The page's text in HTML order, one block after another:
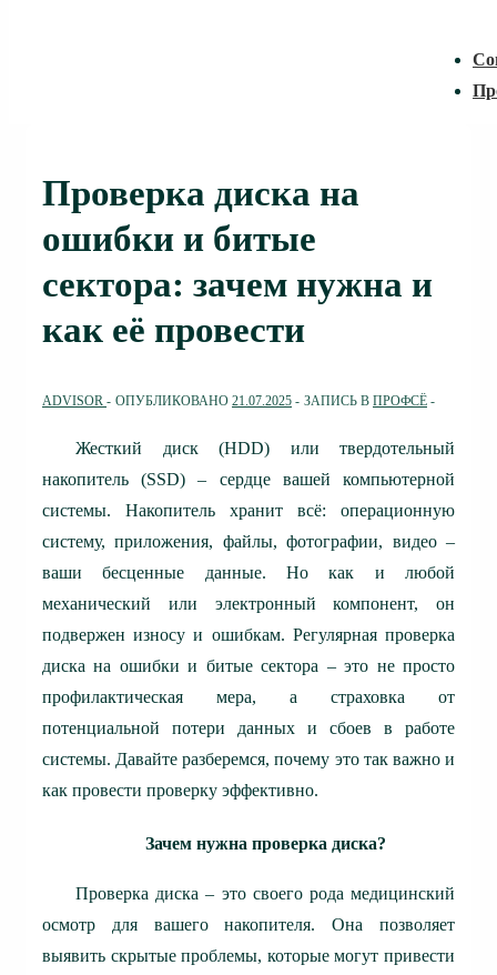
Проверка диска на
ошибки и битые
сектора: зачем нужна и
как её провести
ADVISOR ОПУБЛИКОВАНО 21.07.2025 ЗАПИСЬ В ПРОФСЁ
Жесткий диск (HDD) или твердотельный
накопитель (SSD) – сердце вашей компьютерной
системы. Накопитель хранит всё: операционную
систему, приложения, файлы, фотографии, видео –
ваши бесценные данные. Но как и любой
механический или электронный компонент, он
подвержен износу и ошибкам. Регулярная проверка
диска на ошибки и битые сектора – это не просто
профилактическая мера, а страховка от
потенциальной потери данных и сбоев в работе
системы. Давайте разберемся, почему это так важно и
как провести проверку эффективно.
Зачем нужна проверка диска?
Проверка диска – это своего рода медицинский
осмотр для вашего накопителя. Она позволяет
выявить скрытые проблемы, которые могут привести